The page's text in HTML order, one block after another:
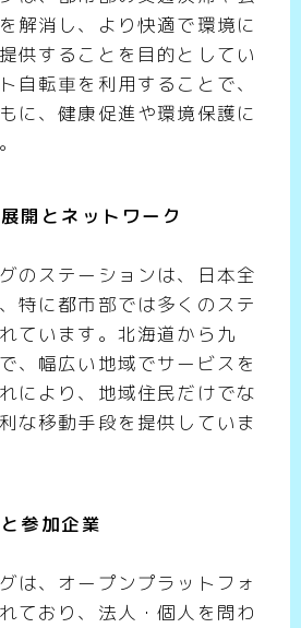
解消し、より快適で環境に
供することを目的としてい
自転車を利用することで、
に、健康促進や環境保護に
開とネットワーク
のステーションは、日本全
特に都市部では多くのステ
ています。北海道から九
、幅広い地域でサービスを
により、地域住民だけでな
な移動手段を提供していま
参加企業
は、オープンプラットフォ
ており、法人・個人を問わ